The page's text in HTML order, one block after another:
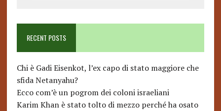
RECENT POSTS
Chi è Gadi Eisenkot, l’ex capo di stato maggiore che
sfida Netanyahu?
Ecco com’è un pogrom dei coloni israeliani
Karim Khan è stato tolto di mezzo perché ha osato